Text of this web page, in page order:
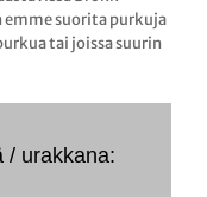
emme suorita purkuja
tai joissa suurin
/ urakkana: